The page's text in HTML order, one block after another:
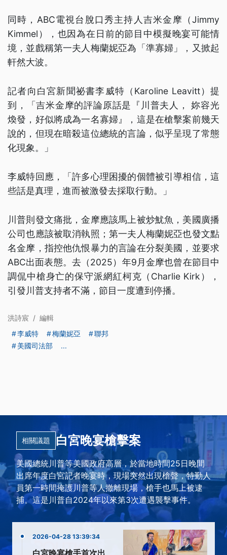
同時，ABC電視台脫口秀主持人吉米金摩（Jimmy
Kimmel），也因為在日前的節目中模擬晚宴可能情
境，並戲稱第一夫人梅蘭妮亞為「準寡婦」，又掀起
軒然大波。
記者向白宮新聞祕書李威特（Karoline Leavitt）提
到，「吉米金摩的評論原話是『川普夫人， 妳容光
煥發，好似將成為一名寡婦』，這是在槍擊案前幾天
說的，但現在暗殺這位總統的言論，似乎呈現了常態
化現象。」
李威特回應，「許多心理困擾的個體被引導相信，這
些話是真理，進而被激發去採取行動。」
川普則發文痛批，金摩應該馬上被炒魷魚，美國廣播
公司也應該被取消執照；第一夫人梅蘭妮亞也發文點
名金摩，指控他仇恨暴力的言論在分裂美國，並要求
ABC出面表態。去（2025）年9月金摩也曾在節目中
調侃中槍身亡的保守派網紅柯克（Charlie Kirk），
引發川普支持者不滿，節目一度遭到停播。
洪詩宸 / 編輯
李威特
梅蘭妮亞
聯邦
美國司法部
...
相關議題 白宮晚宴槍擊案
美國總統川普等美國政府高層，於當地時間25日晚間
出席年度白宮記者晚宴時，現場突然出現槍聲，特勤人
員第一時間掩護川普等人撤離現場，槍手也馬上被逮
捕。這是川普自2024年以來第3次遭遇襲擊事件。
2026-04-28 13:39:34
白宮晚宴槍手首次出